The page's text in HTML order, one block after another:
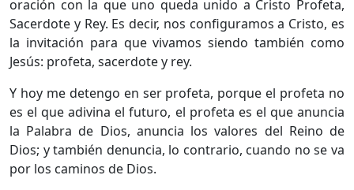
oración con la que uno queda unido a Cristo Profeta,
Sacerdote y Rey. Es decir, nos configuramos a Cristo, es
la invitación para que vivamos siendo también como
Jesús: profeta, sacerdote y rey.
Y hoy me detengo en ser profeta, porque el profeta no
es el que adivina el futuro, el profeta es el que anuncia
la Palabra de Dios, anuncia los valores del Reino de
Dios; y también denuncia, lo contrario, cuando no se va
por los caminos de Dios.